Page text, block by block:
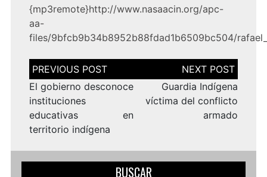
{mp3remote}http://www.nasaacin.org/apc-
aa-
files/9bfcb9b34b8952b88fdad1b6509bc504/
Navegación
de
entradas
El gobierno desconoce
instituciones
educativas en
territorio indígena
Guardia Indígena
víctima del conflicto
armado
BUSCAR